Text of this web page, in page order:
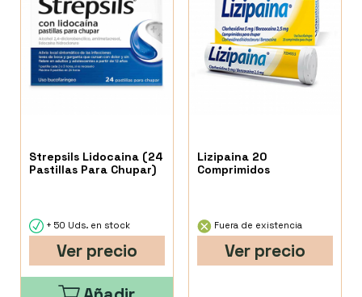
Strepsils Lidocaina (24
Pastillas Para Chupar)
+ 50 Uds. en stock
Ver precio
Lizipaina 20
Comprimidos
Fuera de existencia
Ver precio